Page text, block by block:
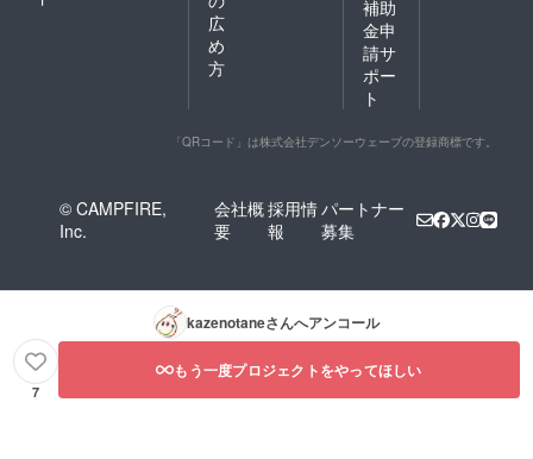
広
め
方
補助
金申
請サ
ポー
ト
「QRコード」は株式会社デンソーウェーブの登録商標です。
© CAMPFIRE,
Inc.
会社概
要
採用情
報
パートナー
募集
kazenotaneさんへアンコール
7
もう一度プロジェクトをやってほしい